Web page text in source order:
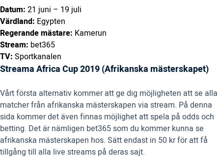
Datum: 21 juni – 19 juli
Värdland: Egypten
Regerande mästare: Kamerun
Stream: bet365
TV: Sportkanalen
Streama Africa Cup 2019 (Afrikanska mästerskapet)
Vårt första alternativ kommer att ge dig möjligheten att se alla
matcher från afrikanska mästerskapen via stream. På denna
sida kommer det även finnas möjlighet att spela på odds och
betting. Det är nämligen bet365 som du kommer kunna se
afrikanska mästerskapen hos. Sätt endast in 50 kr för att få
tillgång till alla live streams på deras sajt.